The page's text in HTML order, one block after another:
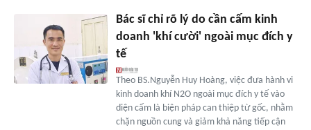
Bác sĩ chỉ rõ lý do cần cấm kinh
doanh 'khí cười' ngoài mục đích y
tế
Theo BS.Nguyễn Huy Hoàng, việc đưa hành vi
kinh doanh khí N2O ngoài mục đích y tế vào
diện cấm là biện pháp can thiệp từ gốc, nhằm
chặn nguồn cung và giảm khả năng tiếp cận